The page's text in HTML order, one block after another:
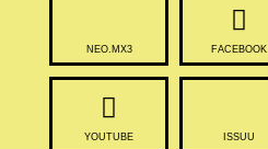
NEO.MX3 FACEBOOK
YOUTUBE ISSUU